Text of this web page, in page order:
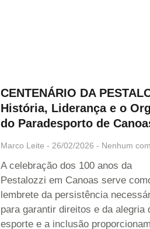
CENTENÁRIO DA
História, Liderança e o
do Paradesporto de
Marco Leite 26/02/2026 Nenhum
A celebração dos 100 anos da
Pestalozzi em Canoas serve
lembrete da persistência
para garantir direitos e da alegria
esporte e a inclusão